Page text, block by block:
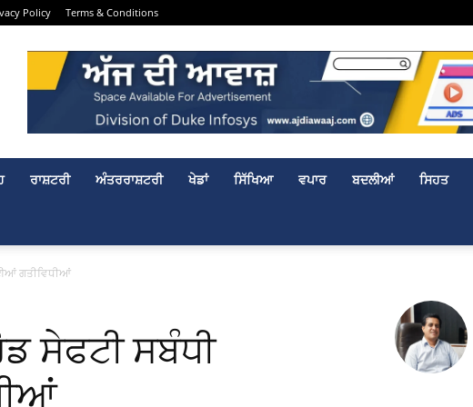
Policy Terms & Conditions
ਰਾਸ਼ਟਰੀ ਅੰਤਰਰਾਸ਼ਟਰੀ ਖੇਡਾਂ ਸਿੱਖਿਆ ਵਪਾਰ ਬਦਲੀਆਂ ਸਿਹਤ
ਗਤੀਵਿਧੀਆਂ
ਸੇਫਟੀ ਸਬੰਧੀ